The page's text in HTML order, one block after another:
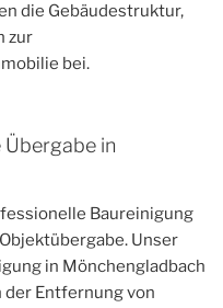
die Gebäudestruktur,
zur
bei.
in
Baureinigung
Unser
in Mönchengladbach
Entfernung von